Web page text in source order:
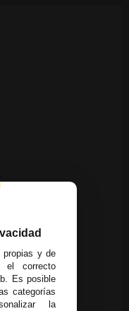
propias y de
el correcto
Es posible
categorías
la